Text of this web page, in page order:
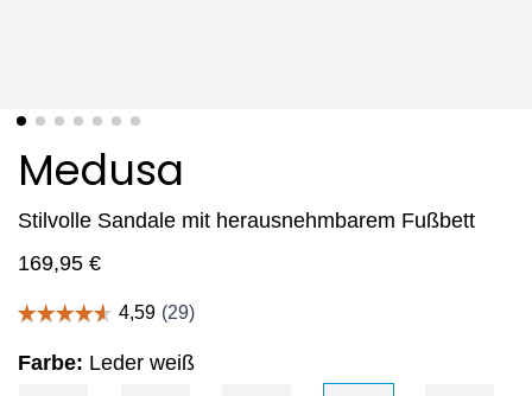
Medusa
Stilvolle Sandale mit herausnehmbarem Fußbett
169,95 €
Farbe: Leder weiß